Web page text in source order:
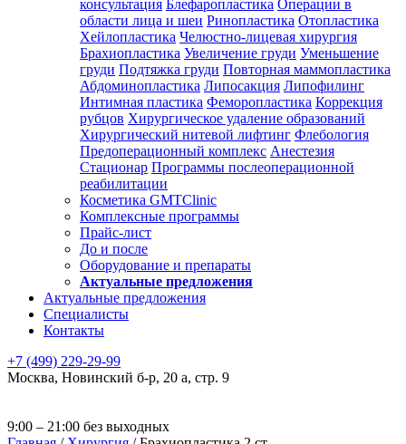
консультация Блефаропластика Операции в
области лица и шеи Ринопластика Отопластика
Хейлопластика Челюстно-лицевая хирургия
Брахиопластика Увеличение груди Уменьшение
груди Подтяжка груди Повторная маммопластика
Абдоминопластика Липосакция Липофилинг
Интимная пластика Феморопластика Коррекция
рубцов Хирургическое удаление образований
Хирургический нитевой лифтинг Флебология
Предоперационный комплекс Анестезия
Стационар Программы послеоперационной
реабилитации
Косметика GMTClinic
Комплексные программы
Прайс-лист
До и после
Оборудование и препараты
Актуальные предложения
Актуальные предложения
Специалисты
Контакты
+7 (499) 229-29-99
Москва, Новинский б-р, 20 а, стр. 9
9:00 – 21:00 без выходных